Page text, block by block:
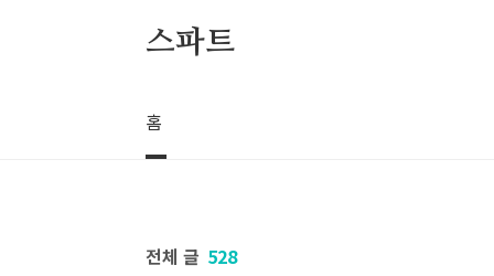
스파트
홈
전체 글 528